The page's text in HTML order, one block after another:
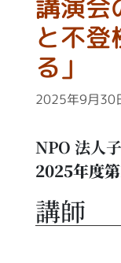
講演会
と不登
る」
2025年9月30
NPO 法人
2025年度
講師